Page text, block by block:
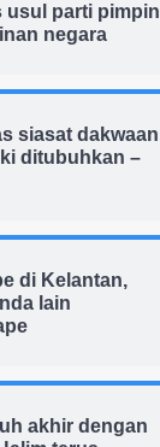
usul parti pimpin
negara
siasat dakwaan
ditubuhkan –
di Kelantan,
lain
akhir dengan